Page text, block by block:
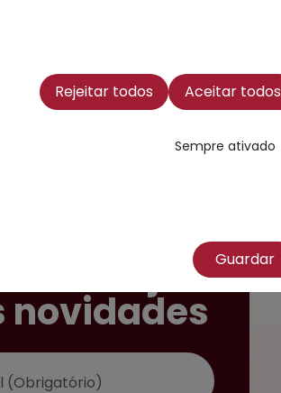
novidades
Rejeitar todos Aceitar todos
Sempre ativado
Guardar